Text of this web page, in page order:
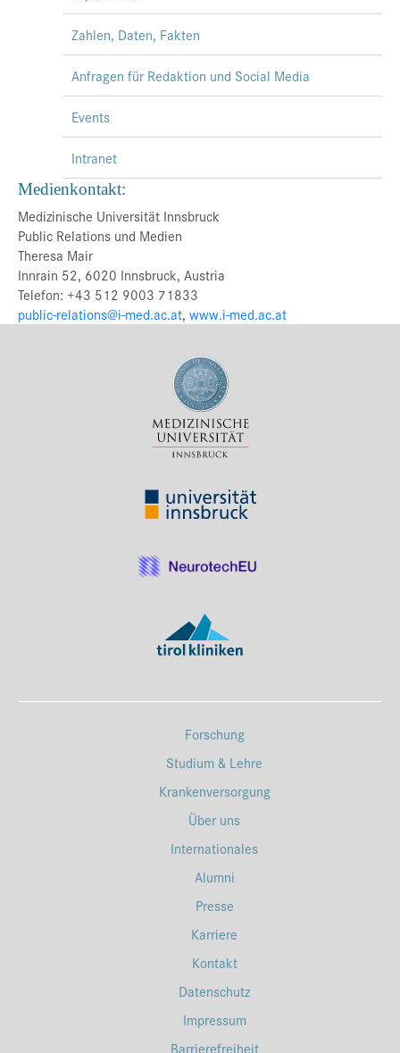
Zahlen, Daten, Fakten
Anfragen für Redaktion und Social Media
Events
Intranet
Medienkontakt:
Medizinische Universität Innsbruck
Public Relations und Medien
Theresa Mair
Innrain 52, 6020 Innsbruck, Austria
Telefon: +43 512 9003 71833
public-relations@i-med.ac.at, www.i-med.ac.at
Forschung
Studium & Lehre
Krankenversorgung
Über uns
Internationales
Alumni
Presse
Karriere
Kontakt
Datenschutz
Impressum
Barrierefreiheit